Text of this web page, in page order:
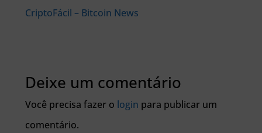
CriptoFácil – Bitcoin News
Deixe um comentário
Você precisa fazer o login para publicar um
comentário.